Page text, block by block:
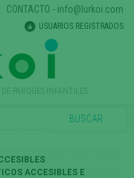
PARQUES INFANTILES
CONTACTO - info@lurkoi.com
USUARIOS REGISTRADOS
ACCESIBLES E